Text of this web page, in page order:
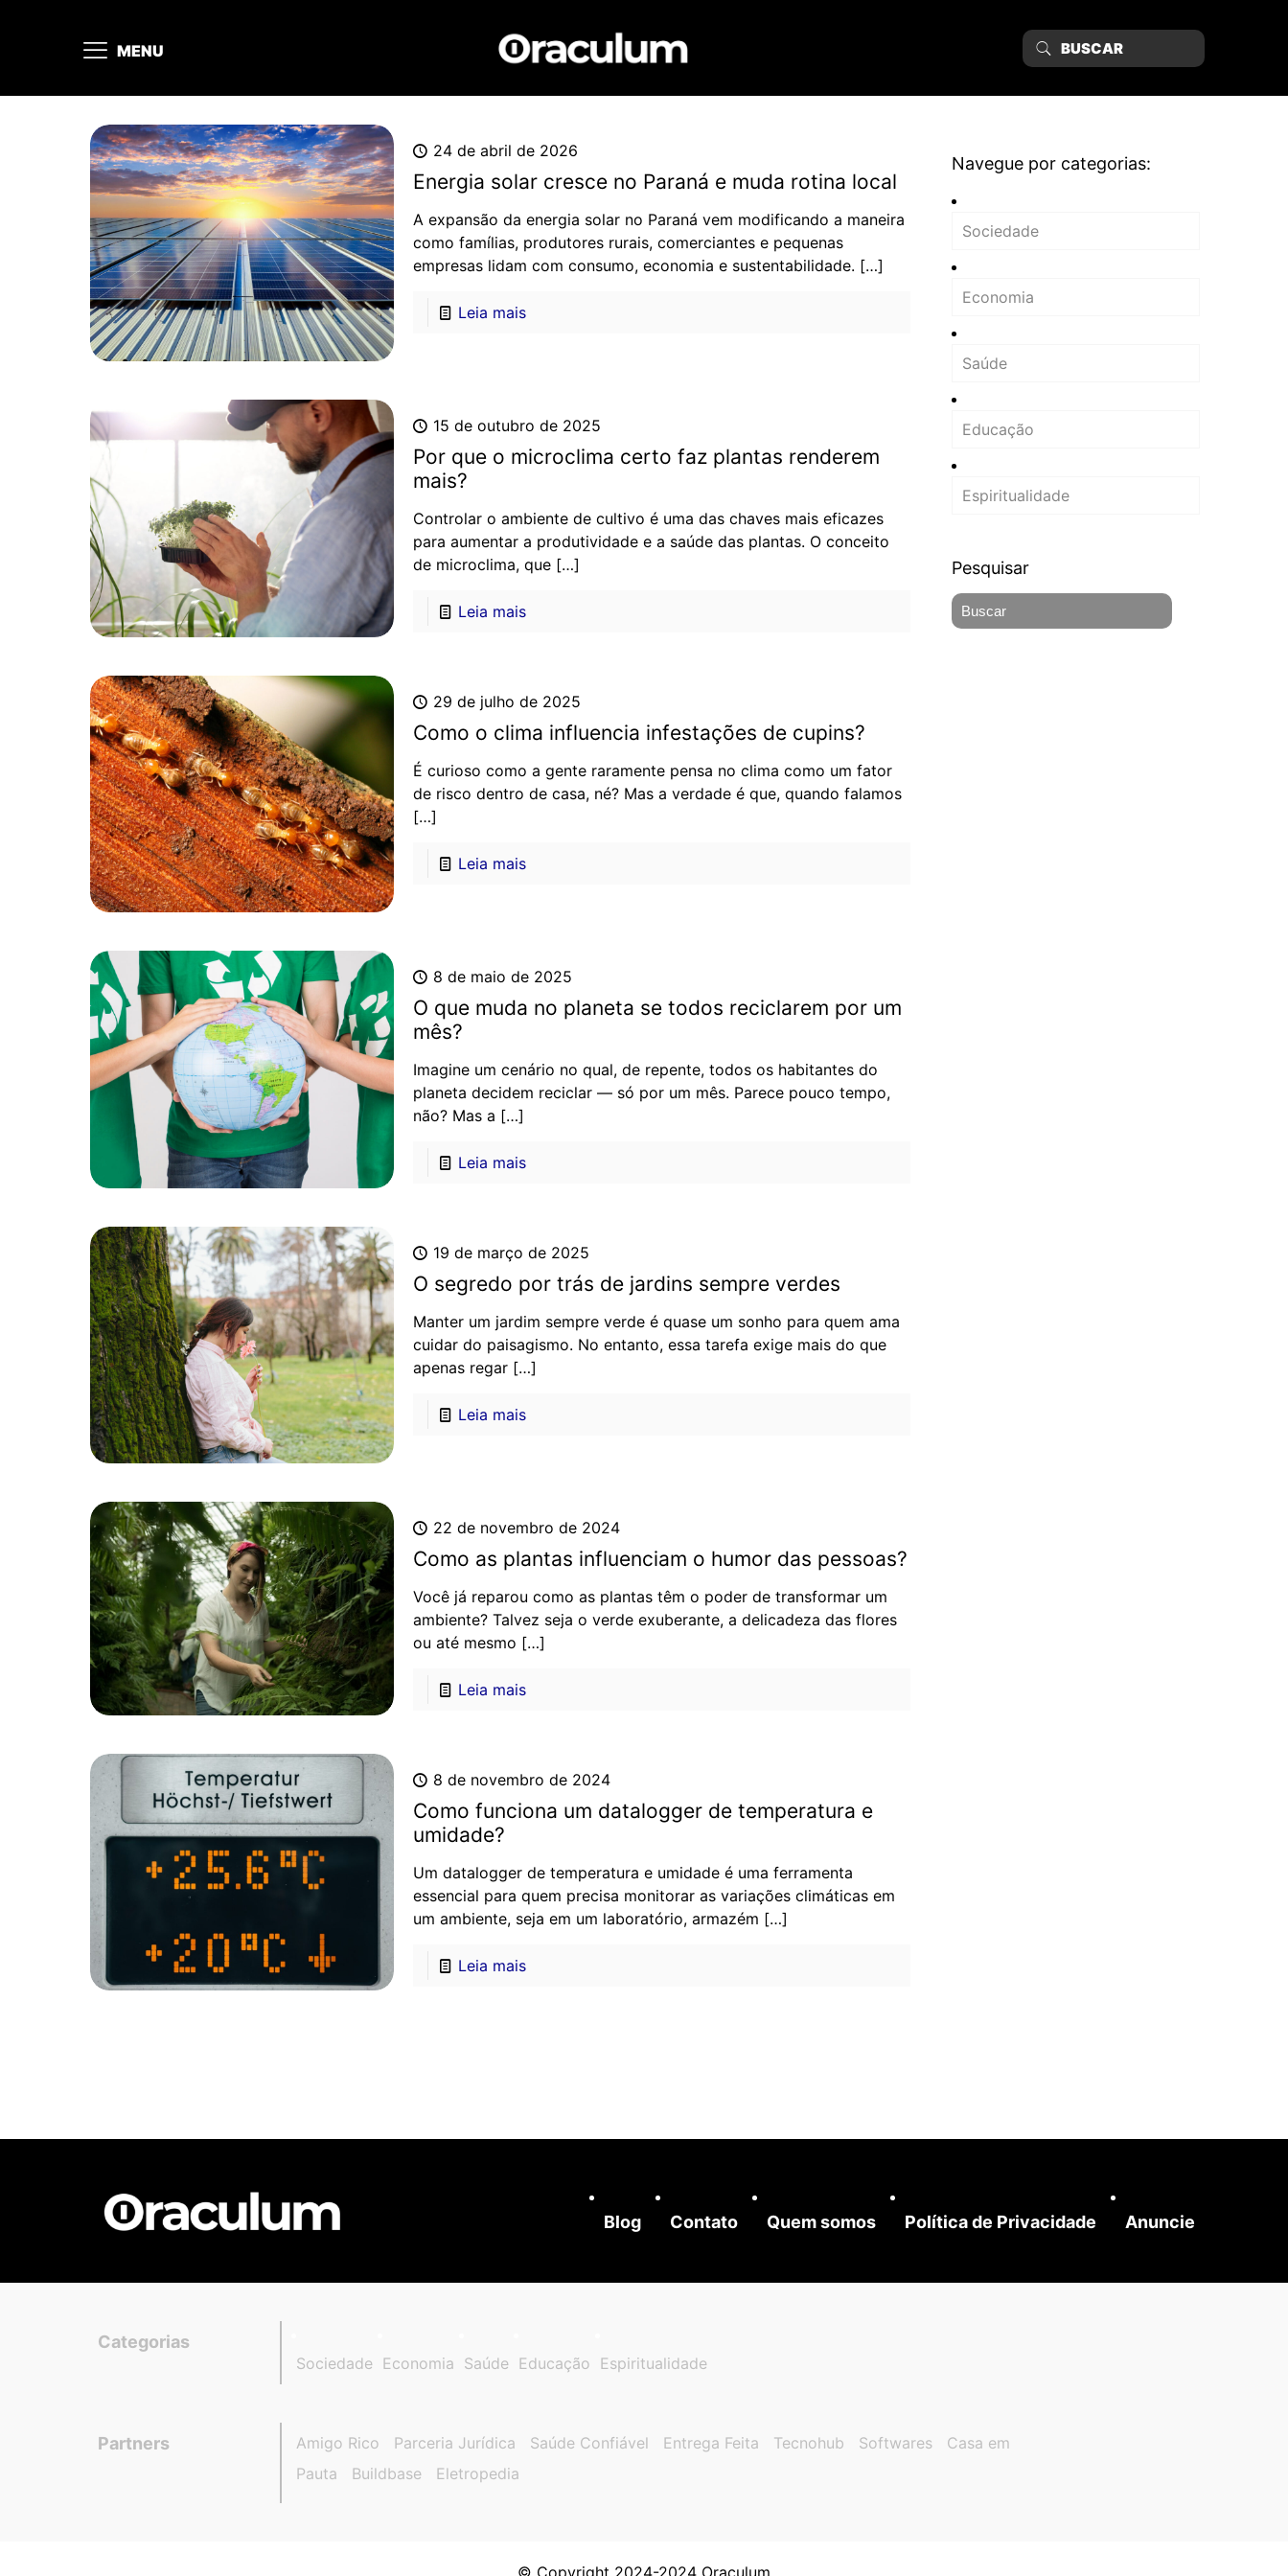
MENU
24 de abril de 2026
Energia solar cresce no Paraná e muda rotina local
A expansão da energia solar no Paraná vem modificando a maneira
como famílias, produtores rurais, comerciantes e pequenas
empresas lidam com consumo, economia e sustentabilidade. […]
Leia mais
15 de outubro de 2025
Por que o microclima certo faz plantas renderem
mais?
Controlar o ambiente de cultivo é uma das chaves mais eficazes
para aumentar a produtividade e a saúde das plantas. O conceito
de microclima, que[…]
Leia mais
29 de julho de 2025
Como o clima influencia infestações de cupins?
É curioso como a gente raramente pensa no clima como um fator
de risco dentro de casa, né? Mas a verdade é que, quando falamos
[…]
Leia mais
8 de maio de 2025
O que muda no planeta se todos reciclarem por um
mês?
Imagine um cenário no qual, de repente, todos os habitantes do
planeta decidem reciclar — só por um mês. Parece pouco tempo,
não? Mas a […]
Leia mais
19 de março de 2025
O segredo por trás de jardins sempre verdes
Manter um jardim sempre verde é quase um sonho para quem ama
cuidar do paisagismo. No entanto, essa tarefa exige mais do que
apenas regar[…]
Leia mais
22 de novembro de 2024
Como as plantas influenciam o humor das pessoas?
Você já reparou como as plantas têm o poder de transformar um
ambiente? Talvez seja o verde exuberante, a delicadeza das flores
ou até mesmo […]
Leia mais
8 de novembro de 2024
Como funciona um datalogger de temperatura e
umidade?
Um datalogger de temperatura e umidade é uma ferramenta
essencial para quem precisa monitorar as variações climáticas em
um ambiente, seja em um laboratório, armazém […]
Leia mais
Navegue por categorias:
Sociedade
Economia
Saúde
Educação
Espiritualidade
Pesquisar
Blog Contato Quem somos Política de Privacidade Anuncie
Categorias
Sociedade Economia Saúde Educação Espiritualidade
Partners Amigo Rico Parceria Jurídica Saúde Confiável Entrega Feita Tecnohub Softwares
Casa em
Pauta
Buildbase Eletropedia